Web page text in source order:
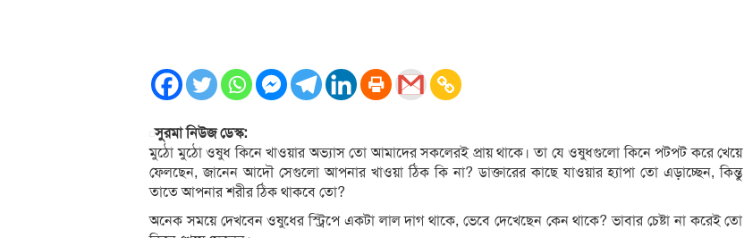
সুরমা নিউজ ডেস্ক:
মুঠো মুঠো ওষুধ কিনে খাওয়ার অভ্যাস তো আমাদের সকলেরই প্রায় থাকে। তা যে ওষুধগুলো কিনে পটপট করে খেয়ে
ফেলছেন, জানেন আদৌ সেগুলো আপনার খাওয়া ঠিক কি না? ডাক্তারের কাছে যাওয়ার হ্যাপা তো এড়াচ্ছেন, কিন্তু
তাতে আপনার শরীর ঠিক থাকবে তো?
অনেক সময়ে দেখবেন ওষুধের স্ট্রিপে একটা লাল দাগ থাকে, ভেবে দেখেছেন কেন থাকে? ভাবার চেষ্টা না করেই তো